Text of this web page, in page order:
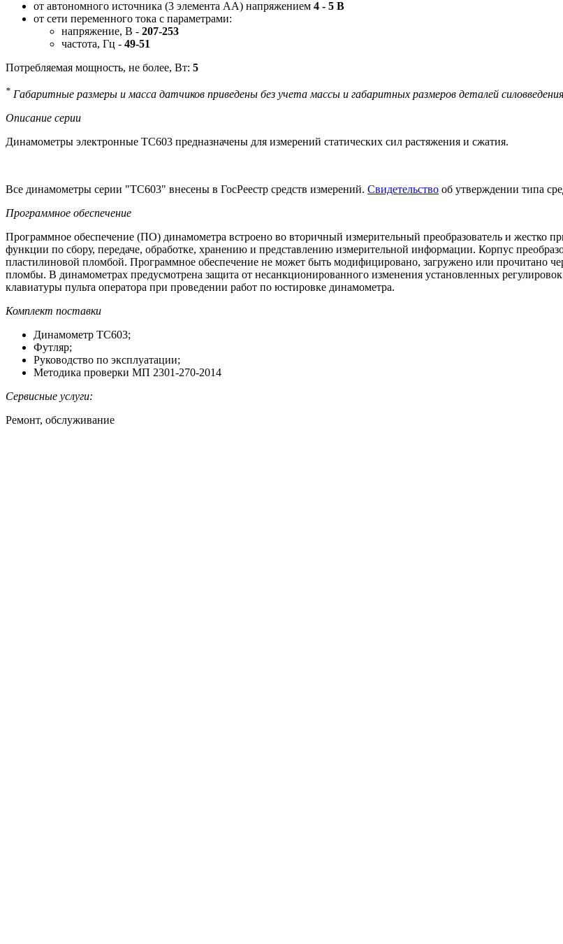
от автономного источника (3 элемента АА) напряжением 4 - 5 В
от сети переменного тока с параметрами:
напряжение, В - 207-253
частота, Гц - 49-51
Потребляемая мощность, не более, Вт: 5
* Габаритные размеры и масса датчиков приведены без учета массы и габаритных размеров деталей силовведения
Описание серии
Динамометры электронные ТС603 предназначены для измерений статических сил растяжения и сжатия.
Все динамометры серии "ТС603" внесены в ГосРеестр средств измерений. Свидетельство об утверждении типа
Программное обеспечение
Программное обеспечение (ПО) динамометра встроено во вторичный измерительный преобразователь и жестко
функции по сбору, передаче, обработке, хранению и представлению измерительной информации. Корпус
пластилиновой пломбой. Программное обеспечение не может быть модифицировано, загружено или прочитано
пломбы. В динамометрах предусмотрена защита от несанкционированного изменения установленных
клавиатуры пульта оператора при проведении работ по юстировке динамометра.
Комплект поставки
Динамометр ТС603;
Футляр;
Руководство по эксплуатации;
Методика проверки МП 2301-270-2014
Сервисные услуги:
Ремонт, обслуживание